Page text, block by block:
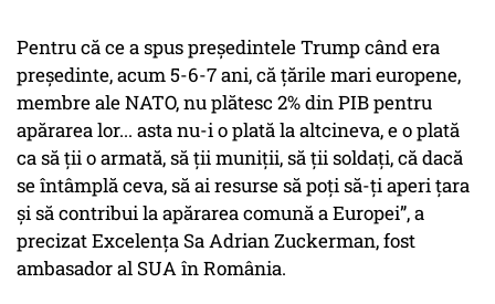
Pentru că ce a spus președintele Trump când era
președinte, acum 5-6-7 ani, că țările mari europene,
membre ale NATO, nu plătesc 2% din PIB pentru
apărarea lor... asta nu-i o plată la altcineva, e o plată
ca să ții o armată, să ții muniții, să ții soldați, că dacă
se întâmplă ceva, să ai resurse să poți să-ți aperi țara
și să contribui la apărarea comună a Europei”, a
precizat Excelența Sa Adrian Zuckerman, fost
ambasador al SUA în România.